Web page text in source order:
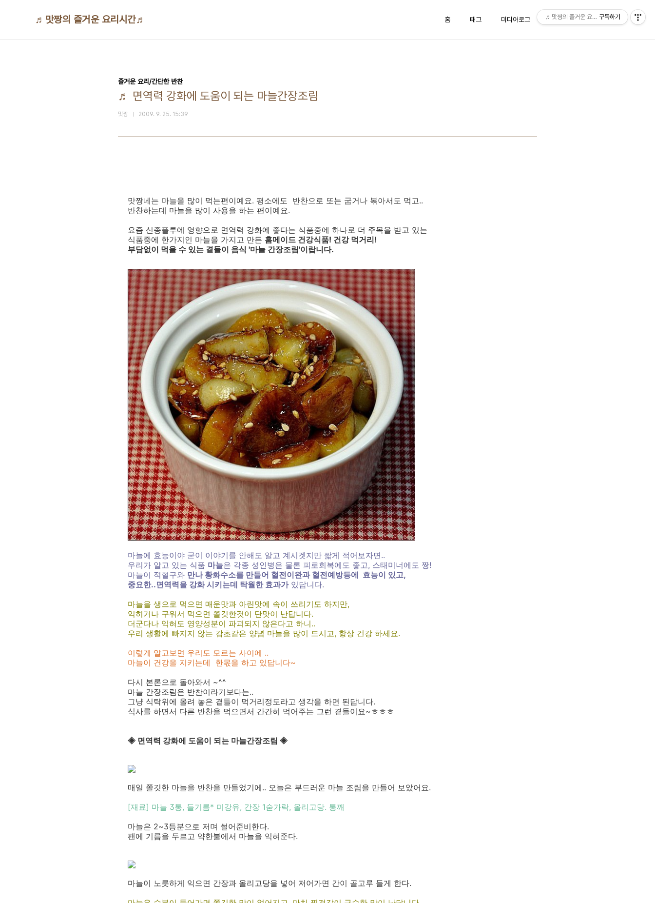
♬맛짱의 즐거운 요리시간♬ 홈 태그 미디어로그 위치로그 방명록
즐거운 요리/간단한 반찬
♬ 면역력 강화에 도움이 되는 마늘간장조림
맛짱 2009. 9. 25. 15:39
맛짱네는 마늘을 많이 먹는편이예요. 평소에도 반찬으로 또는 굽거나 볶아서도 먹고..
반찬하는데 마늘을 많이 사용을 하는 편이예요.
요즘 신종플루에 영향으로 면역력 강화에 좋다는 식품중에 하나로 더 주목을 받고 있는
식품중에 한가지인 마늘을 가지고 만든 홈메이드 건강식품! 건강 먹거리!
부담없이 먹을 수 있는 곁들이 음식 '마늘 간장조림'이랍니다.
마늘에 효능이야 굳이 이야기를 안해도 알고 계시겟지만 짧게 적어보자면..
우리가 알고 있는 식품 마늘은 각종 성인병은 물론 피로회복에도 좋고, 스태미너에도 짱!
마늘이 적혈구와 만나 황화수소를 만들어 혈전이완과 혈전예방등에 효능이 있고,
중요한..면역력을 강화 시키는데 탁월한 효과가있답니다.
마늘을 생으로 먹으면 매운맛과 아린맛에 속이 쓰리기도 하지만,
익히거나 구워서 먹으면 쫄깃한것이 단맛이 난답니다.
더군다나 익혀도 영양성분이 파괴되지 않은다고 하니..
우리 생활에 빠지지 않는 감초같은 양념 마늘을 많이 드시고, 항상 건강 하세요.
이렇게 알고보면 우리도 모르는 사이에 ..
마늘이 건강을 지키는데 한몫을 하고 있답니다~
다시 본론으로 돌아와서 ~^^
마늘 간장조림은 반찬이라기보다는..
그냥 식탁위에 올려 놓은 곁들이 먹거리정도라고 생각을 하면 된답니다.
식사를 하면서 다른 반찬을 먹으면서 간간히 먹어주는 그런 곁들이요~ㅎㅎㅎ
◈ 면역력 강화에 도움이 되는 마늘간장조림 ◈
매일 쫄깃한 마늘을 반찬을 만들었기에.. 오늘은 부드러운 마늘 조림을 만들어 보았어요.
[재료] 마늘 3통, 들기름* 미강유, 간장 1숟가락, 올리고당. 통깨
마늘은 2~3등분으로 저며 썰어준비한다.
팬에 기름을 두르고 약한불에서 마늘을 익혀준다.
마늘이 노릇하게 익으면 간장과 올리고당을 넣어 저어가면 간이 골고루 들게 한다.
♬맛짱의 즐거운 요리시간♬
구독하기